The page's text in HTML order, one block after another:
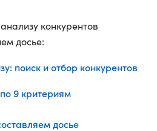
конкурентов
досье:
поиск и отбор конкурентов
9 критериям
досье